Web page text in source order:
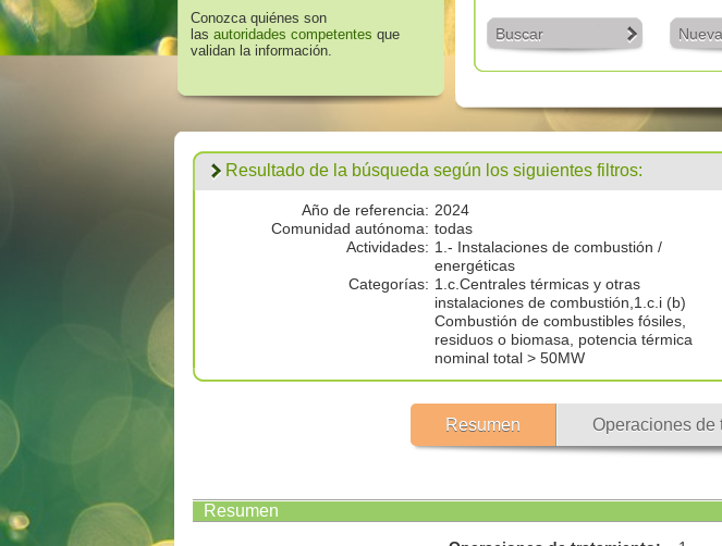
Conozca quiénes son
las autoridades competentes que
validan la información.
Buscar
Resultado de la búsqueda según los siguientes filtros:
Año de referencia: 2024
Comunidad autónoma: todas
Actividades: 1.- Instalaciones de combustión /
energéticas
Categorías: 1.c.Centrales térmicas y otras
instalaciones de combustión,1.c.i (b)
Combustión de combustibles fósiles,
residuos o biomasa, potencia térmica
nominal total > 50MW
Resumen Operaciones de
Resumen